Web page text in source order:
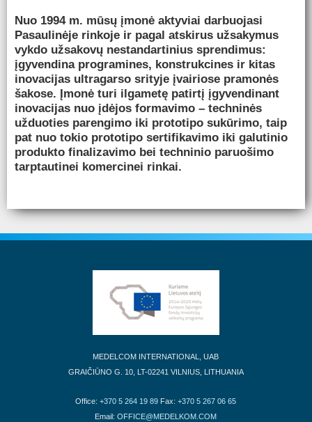
Nuo 1994 m. mūsų įmonė aktyviai darbuojasi
Pasaulinėje rinkoje ir pagal atskirus užsakymus
vykdo užsakovų nestandartinius sprendimus:
įgyvendina programines, konstrukcines ir kitas
inovacijas ultragarso srityje įvairiose pramonės
šakose. Įmonė turi ilgametę patirtį įgyvendinant
inovacijas nuo įdėjos formavimo – techninės
užduoties parengimo iki prototipo sukūrimo, taip
pat nuo tokio prototipo sertifikavimo iki galutinio
produkto finalizavimo bei techninio paruošimo
tarptautinei komercinei rinkai.
MEDELCOM INTERNATIONAL, UAB
GRAIČIŪNO G. 10, LT-02241 VILNIUS, LITHUANIA
Office:+370 5 264 19 89 Fax:+370 5 267 06 65
Email:OFFICE@MEDELKOM.COM